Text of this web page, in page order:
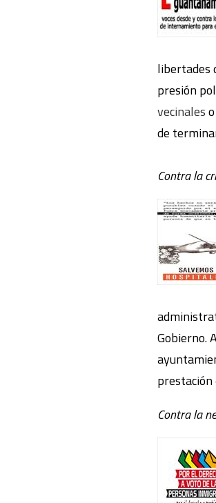
libertades
presión
vecinaleso
de
Contra la
Gobierno.
Contra la